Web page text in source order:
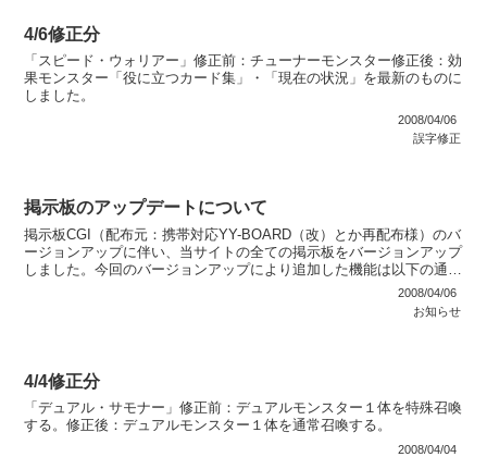
4/6修正分
「スピード・ウォリアー」修正前：チューナーモンスター修正後：効
果モンスター「役に立つカード集」・「現在の状況」を最新のものに
しました。
2008/04/06
誤字修正
掲示板のアップデートについて
掲示板CGI（配布元：携帯対応YY-BOARD（改）とか再配布様）のバ
ージョンアップに伴い、当サイトの全ての掲示板をバージョンアップ
しました。今回のバージョンアップにより追加した機能は以下の通り
2008/04/06
お知らせ
4/4修正分
「デュアル・サモナー」修正前：デュアルモンスター１体を特殊召喚
する。修正後：デュアルモンスター１体を通常召喚する。
2008/04/04